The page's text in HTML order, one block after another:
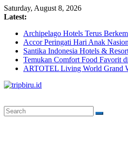
Skip
to
Saturday, August 8, 2026
Latest:
Archipelago Hotels Terus
Accor Peringati Hari Anak
Santika Indonesia Hotels &
Temukan Comfort Food Favorit
ARTOTEL Living World Grand